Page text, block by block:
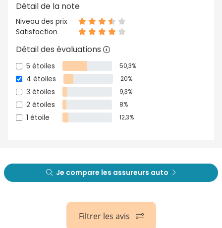
Détail de la note
Niveau des prix
Satisfaction
Détail des évaluations
5 étoiles 50,3%
4 étoiles 20%
3 étoiles 9,3%
2 étoiles 8%
1 étoile 12,3%
Je compare les assureurs auto
Filtrer les avis